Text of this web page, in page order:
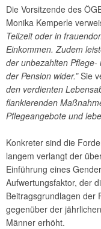
Die Vorsitzende des
Monika Kemperle
Teilzeit oder in
Einkommen. Zudem
der unbezahlten
der Pension wider.”Sie
den verdienten
flankierenden
Pflegeangebote und
Konkreter sind die
langem verlangt der
Einführung eines
Aufwertungsfaktor, der
Beitragsgrundlagen der
gegenüber der
Männer erhöht.